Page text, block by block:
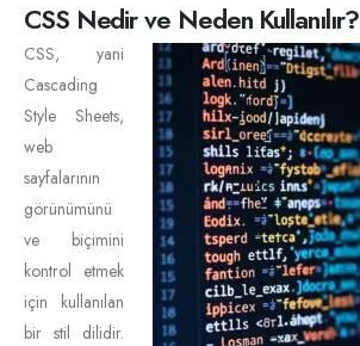
CSS Nedir ve Neden Kullanılır?
CSS, yani
Cascading
Style Sheets,
web
sayfalarının
görünümünü
ve biçimini
kontrol etmek
için kullanılan
bir stil dilidir.